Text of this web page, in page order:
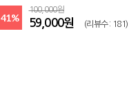
41%
100,000원
59,000원 (리뷰수 : 181)